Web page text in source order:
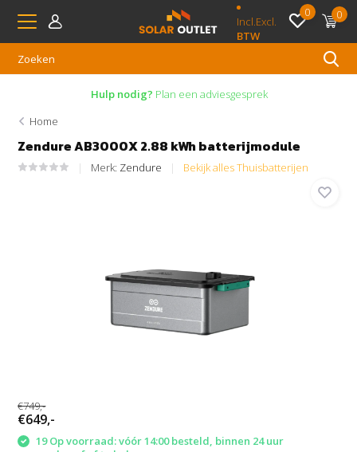
Incl.Excl.
BTW
0 0
Hulp nodig? Plan een adviesgesprek
Home
Zendure AB3000X 2.88 kWh batterijmodule
Merk: Zendure Bekijk alles Thuisbatterijen
€749,-
€649,-
19 Op voorraad: vóór 14:00 besteld, binnen 24 uur